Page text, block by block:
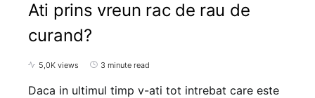
Ati prins vreun rac de rau de
curand?
5,0K views 3 minute read
Daca in ultimul timp v-ati tot intrebat care este